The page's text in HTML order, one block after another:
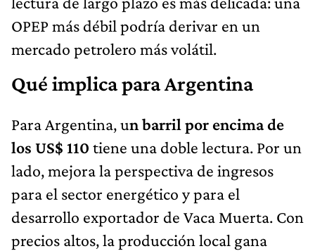
OPEP más débil podría derivar en un
mercado petrolero más volátil.
Qué implica para Argentina
Para Argentina, un barril por encima de
los US$ 110 tiene una doble lectura. Por un
lado, mejora la perspectiva de ingresos
para el sector energético y para el
desarrollo exportador de Vaca Muerta. Con
precios altos, la producción local gana